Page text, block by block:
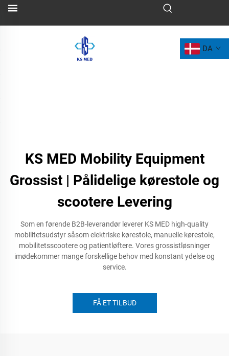
DA
KS MED Mobility Equipment
Grossist | Pålidelige kørestole og
scootere Levering
Som en førende B2B-leverandør leverer KS MED high-quality
mobilitetsudstyr såsom elektriske kørestole, manuelle kørestole,
mobilitetsscootere og patientløftere. Vores grossistløsninger
imødekommer mange forskellige behov med konstant ydelse og
service.
FÅ ET TILBUD